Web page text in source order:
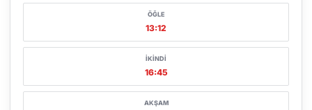
ÖĞLE
13:12
İKINDI
16:45
AKŞAM